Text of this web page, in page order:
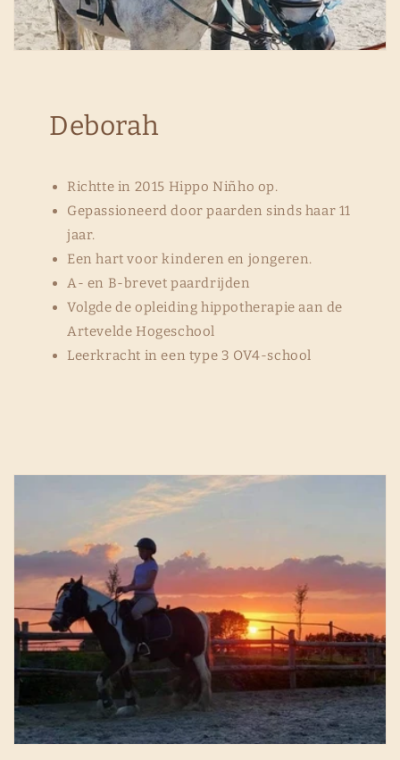
Deborah
Richtte in 2015 Hippo Niñho op.
Gepassioneerd door paarden sinds haar 11
jaar.
Een hart voor kinderen en jongeren.
A- en B-brevet paardrijden
Volgde de opleiding hippotherapie aan de
Artevelde Hogeschool
Leerkracht in een type 3 OV4-school